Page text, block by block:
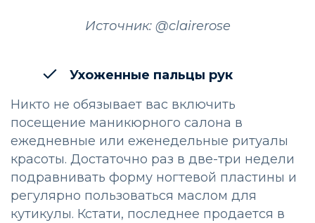
Источник: @clairerose
Ухоженные пальцы рук
Никто не обязывает вас включить
посещение маникюрного салона в
ежедневные или еженедельные ритуалы
красоты. Достаточно раз в две-три недели
подравнивать форму ногтевой пластины и
регулярно пользоваться маслом для
кутикулы. Кстати, последнее продается в